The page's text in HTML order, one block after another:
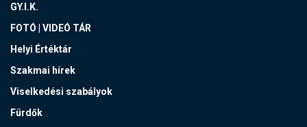
GY.I.K.
FOTÓ | VIDEÓ TÁR
Helyi Értéktár
Szakmai hírek
Viselkedési szabályok
Fürdők